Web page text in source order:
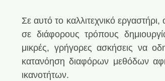
Σε αυτό το καλλιτεχνικό
σε διάφορους τρόπους
μικρές, γρήγορες ασκήσεις να
κατανόηση διαφόρων μεθόδων
ικανοτήτων.